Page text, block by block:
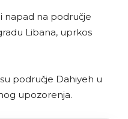
napad na područje
Libana, uprkos
područje Dahiyeh u
upozorenja.